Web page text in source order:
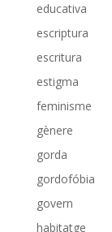
educativa
escriptura
escritura
estigma
feminisme
gènere
gorda
gordofóbia
govern
habitatge